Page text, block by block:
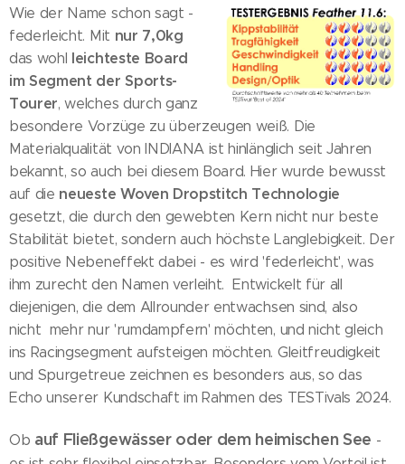
Wie der Name schon sagt -
federleicht. Mit nur 7,0kg
das wohl leichteste Board
im Segment der Sports-
Tourer, welches durch ganz
besondere Vorzüge zu überzeugen weiß. Die
Materialqualität von INDIANA ist hinlänglich seit Jahren
bekannt, so auch bei diesem Board. Hier wurde bewusst
auf die neueste Woven Dropstitch Technologie
gesetzt, die durch den gewebten Kern nicht nur beste
Stabilität bietet, sondern auch höchste Langlebigkeit. Der
positive Nebeneffekt dabei - es wird 'federleicht', was
ihm zurecht den Namen verleiht. Entwickelt für all
diejenigen, die dem Allrounder entwachsen sind, also
nicht mehr nur 'rumdampfern' möchten, und nicht gleich
ins Racingsegment aufsteigen möchten. Gleitfreudigkeit
und Spurgetreue zeichnen es besonders aus, so das
Echo unserer Kundschaft im Rahmen des TESTivals 2024.
Ob auf Fließgewässer oder dem heimischen See -